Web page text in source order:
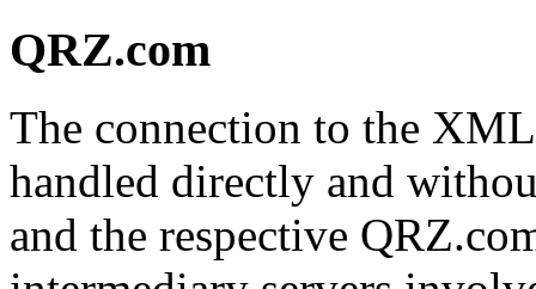
QRZ.com
The connection to the
handled directly and
and the respective